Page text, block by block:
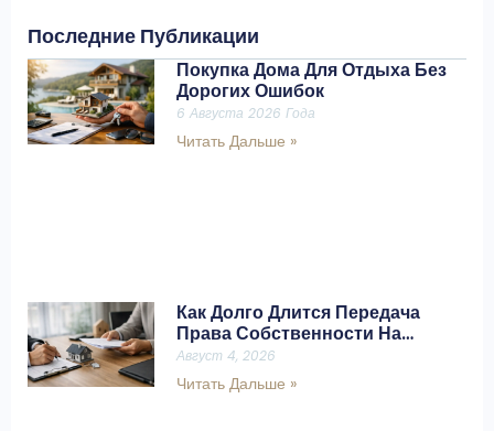
Последние Публикации
Покупка Дома Для Отдыха Без
Дорогих Ошибок
6 Августа 2026 Года
Читать Дальше »
Как Долго Длится Передача
Права Собственности На
Недвижимость?
Август 4, 2026
Читать Дальше »